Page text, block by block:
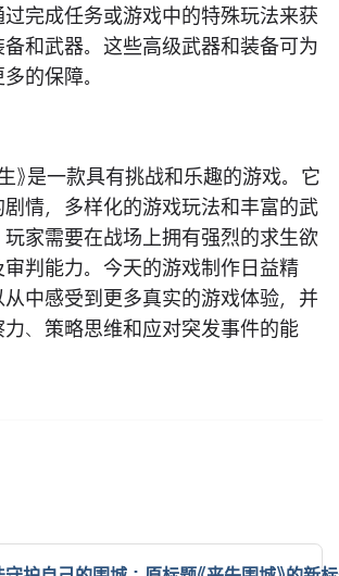
完成任务或游戏中的特殊玩法来获
和武器。这些高级武器和装备可为
的保障。
》是一款具有挑战和乐趣的游戏。它
情，多样化的游戏玩法和丰富的武
家需要在战场上拥有强烈的求生欲
审判能力。今天的游戏制作日益精
中感受到更多真实的游戏体验，并
、策略思维和应对突发事件的能